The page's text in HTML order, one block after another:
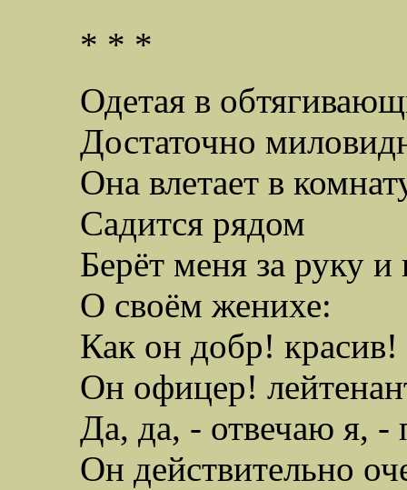
* * *
Одетая в
Достаточно
Она влетает в
Садится рядом
Берёт меня за руку и
О своём женихе:
Как он добр!
Он офицер!
Да, да, - отвечаю я,
Он действительно